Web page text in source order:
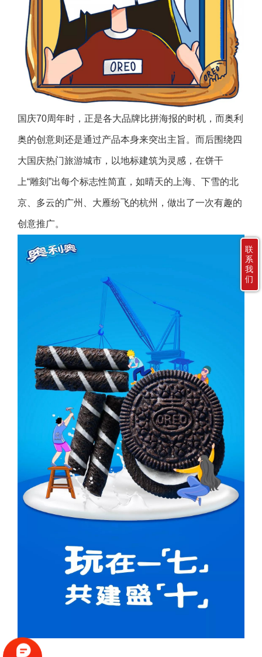
国庆70周年时，正是各大品牌比拼海报的时机，而奥利
奥的创意则还是通过产品本身来突出主旨。而后围绕四
大国庆热门旅游城市，以地标建筑为灵感，在饼干
上“雕刻”出每个标志性简直，如晴天的上海、下雪的北
京、多云的广州、大雁纷飞的杭州，做出了一次有趣的
创意推广。
联
系
我
们